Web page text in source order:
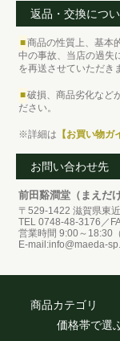
返品・交換につ
■商品の性質上、基本
中の事故、当店の過失
を再送させていただき
■破損、商品劣化など
ださい。
※詳細は 【お買い物ガ
お問い合わせ先
前田谿澗堂（まえだ
〒529-1422 滋賀県東
TEL 0748-48-3176／
営業時間 9:00～18:30
E-mail:info@maeda-
商品カテゴリ
価格帯で選